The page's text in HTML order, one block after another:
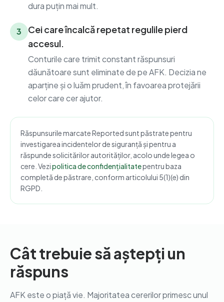
dura puțin mai mult.
3
Cei care încalcă repetat regulile pierd
accesul.
Conturile care trimit constant răspunsuri
dăunătoare sunt eliminate de pe AFK. Decizia ne
aparține și o luăm prudent, în favoarea protejării
celor care cer ajutor.
Răspunsurile marcate Reported sunt păstrate pentru
investigarea incidentelor de siguranță și pentru a
răspunde solicitărilor autorităților, acolo unde legea o
cere. Vezipolitica de confidențialitatepentru baza
completă de păstrare, conform articolului 5(1)(e) din
RGPD.
Cât trebuie să aștepți un
răspuns
AFK este o piață vie. Majoritatea cererilor primesc unul